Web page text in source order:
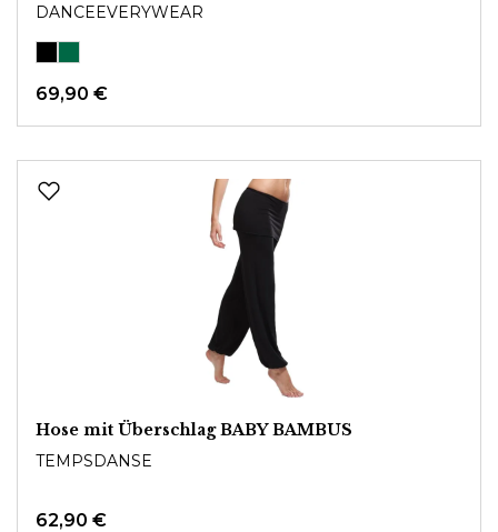
DANCEEVERYWEAR
69,90 €
Hose mit Überschlag BABY BAMBUS
TEMPSDANSE
62,90 €